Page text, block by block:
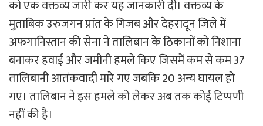
को एक वक्तव्य जारी कर यह जानकारी दी। वक्तव्य के
मुताबिक उरुजगन प्रांत के गिजब और देहरादून जिले में
अफगानिस्तान की सेना ने तालिबान के ठिकानों को निशाना
बनाकर हवाई और जमीनी हमले किए जिसमें कम से कम 37
तालिबानी आतंकवादी मारे गए जबकि 20 अन्य घायल हो
गए। तालिबान ने इस हमले को लेकर अब तक कोई टिप्पणी
नहीं की है।